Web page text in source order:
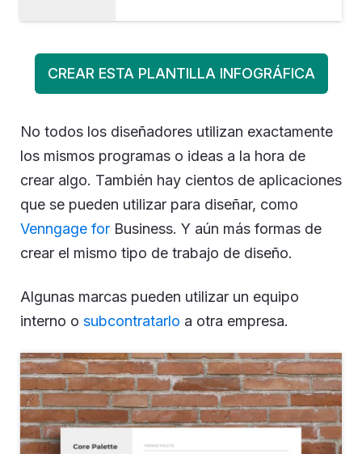
CREAR ESTA PLANTILLA INFOGRÁFICA
No todos los diseñadores utilizan exactamente
los mismos programas o ideas a la hora de
crear algo. También hay cientos de aplicaciones
que se pueden utilizar para diseñar, como
Venngage for Business. Y aún más formas de
crear el mismo tipo de trabajo de diseño.
Algunas marcas pueden utilizar un equipo
interno o subcontratarlo a otra empresa.